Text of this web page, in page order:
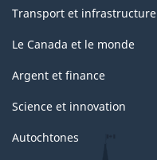
Transport et infrastructure
Le Canada et le monde
Argent et finance
Science et innovation
Autochtones